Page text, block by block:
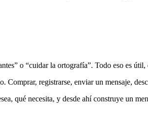
o “cuidar la ortografía”. Todo eso es
Comprar, registrarse, enviar un mensaje,
qué necesita, y desde ahí construye un